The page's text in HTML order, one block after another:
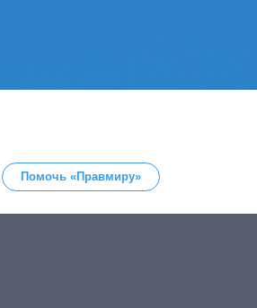
Помочь «Правмиру»